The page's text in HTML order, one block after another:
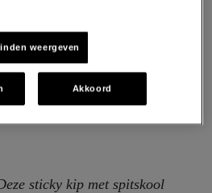
sticky kip met spitskool
weergeven
Akkoord